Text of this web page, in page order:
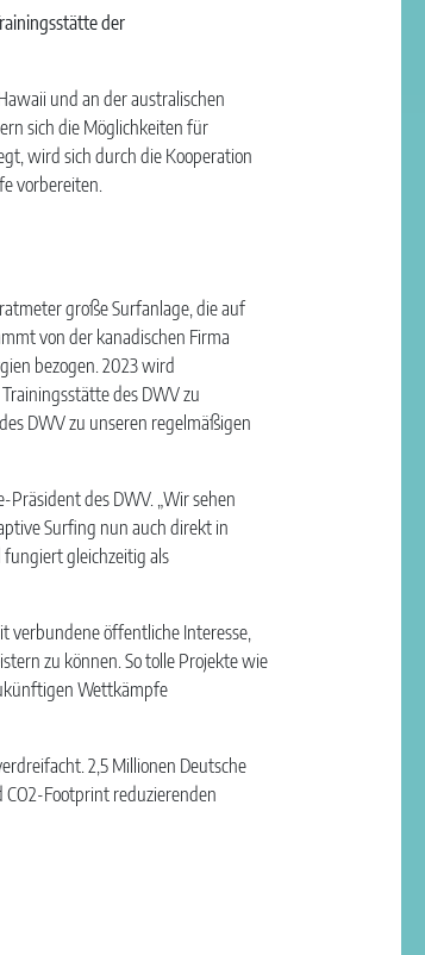
der
und an der australischen
sich die Möglichkeiten für
wird sich durch die Kooperation
vorbereiten.
große Surfanlage, die auf
von der kanadischen Firma
bezogen. 2023 wird
des DWV zu
DWV zu unseren regelmäßigen
des DWV. „Wir sehen
Surfing nun auch direkt in
fungiert gleichzeitig als
verbundene öffentliche Interesse,
zu können. So tolle Projekte wie
Wettkämpfe
2,5 Millionen Deutsche
Footprint reduzierenden